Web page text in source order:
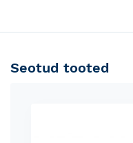
Seotud tooted